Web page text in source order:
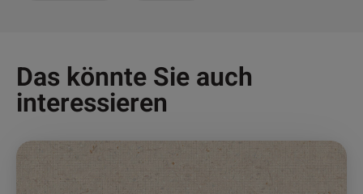
Das könnte Sie auch
interessieren
Dieses
Produkt